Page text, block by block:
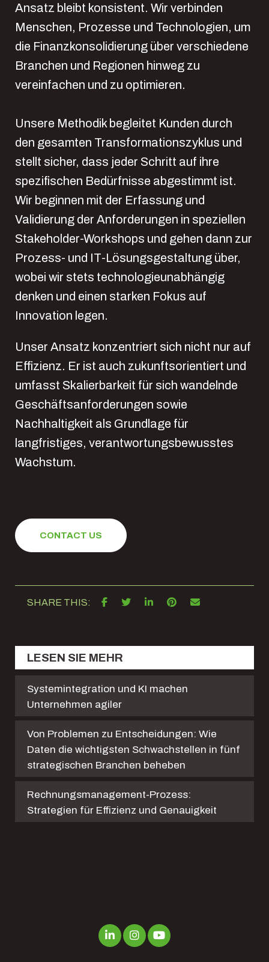
Ansatz bleibt konsistent. Wir verbinden
Menschen, Prozesse und Technologien, um
die Finanzkonsolidierung über verschiedene
Branchen und Regionen hinweg zu
vereinfachen und zu optimieren.
Unsere Methodik begleitet Kunden durch
den gesamten Transformationszyklus und
stellt sicher, dass jeder Schritt auf ihre
spezifischen Bedürfnisse abgestimmt ist.
Wir beginnen mit der Erfassung und
Validierung der Anforderungen in speziellen
Stakeholder-Workshops und gehen dann zur
Prozess- und IT-Lösungsgestaltung über,
wobei wir stets technologieunabhängig
denken und einen starken Fokus auf
Innovation legen.
Unser Ansatz konzentriert sich nicht nur auf
Effizienz. Er ist auch zukunftsorientiert und
umfasst Skalierbarkeit für sich wandelnde
Geschäftsanforderungen sowie
Nachhaltigkeit als Grundlage für
langfristiges, verantwortungsbewusstes
Wachstum.
CONTACT US
SHARE THIS:
LESEN SIE MEHR
Systemintegration und KI machen
Unternehmen agiler
Von Problemen zu Entscheidungen: Wie
Daten die wichtigsten Schwachstellen in fünf
strategischen Branchen beheben
Rechnungsmanagement-Prozess:
Strategien für Effizienz und Genauigkeit